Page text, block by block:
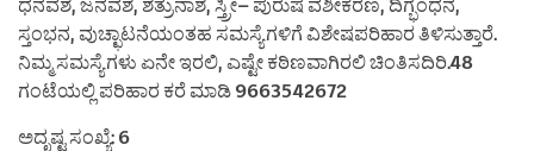
ಧನವಶ, ಜನವಶ, ಶತ್ರುನಾಶ, ಸ್ತ್ರೀ– ಪುರುಷ ವಶೀಕರಣ, ದಿಗ್ಭಂಧನ,
ಸ್ತಂಭನ, ವುಚ್ಛಾಟನೆಯಂತಹ ಸಮಸ್ಯೆಗಳಿಗೆ ವಿಶೇಷಪರಿಹಾರ ತಿಳಿಸುತ್ತಾರೆ.
ನಿಮ್ಮ ಸಮಸ್ಯೆಗಳು ಏನೇ ಇರಲಿ, ಎಷ್ಟೇ ಕಠಿಣವಾಗಿರಲಿ ಚಿಂತಿಸದಿರಿ.48
ಗಂಟೆಯಲ್ಲಿ ಪರಿಹಾರ ಕರೆ ಮಾಡಿ 9663542672
ಅದೃಷ್ಟ ಸಂಖ್ಯೆ: 6